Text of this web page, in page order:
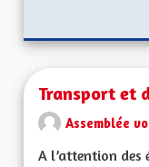
Transport et
Assemblée
A l’attention des